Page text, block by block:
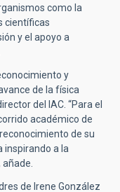
como la
científicas
y el apoyo a
y
de la física
del IAC. “Para el
académico de
de su
inspirando a la
añade.
de Irene González